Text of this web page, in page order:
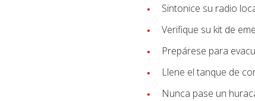
Sintonice su radio
Verifique su kit de
Prepárese para
Llene el tanque de
Nunca pase un